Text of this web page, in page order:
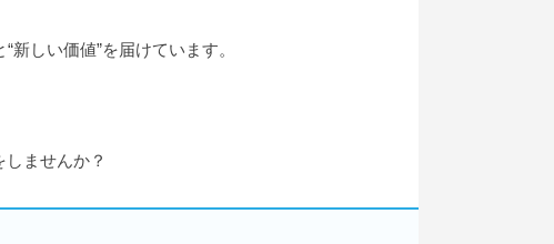
しい価値”を届けています。
ませんか？